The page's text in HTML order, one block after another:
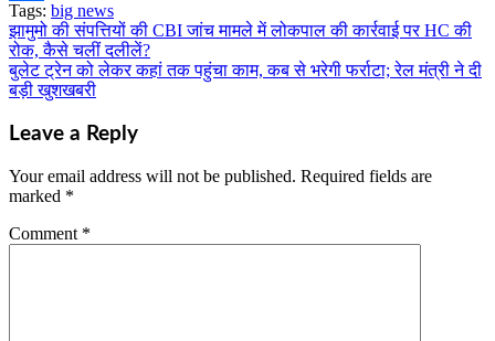
Share
Tags: big news
Post
navigation
झामुमो की संपत्तियों की CBI जांच मामले में लोकपाल की कार्रवाई पर HC की
रोक, कैसे चलीं दलीलें?
बुलेट ट्रेन को लेकर कहां तक पहुंचा काम, कब से भरेगी फर्राटा; रेल मंत्री ने दी
बड़ी खुशखबरी
Leave a Reply
Your email address will not be published. Required fields are
marked *
Comment *